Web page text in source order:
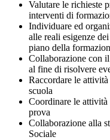
Valutare le richieste
interventi di
Individuare ed
alle reali esigenze
piano della
Collaborazione con
al fine di risolvere
Raccordare le
scuola
Coordinare le
prova
Collaborazione alla
Sociale